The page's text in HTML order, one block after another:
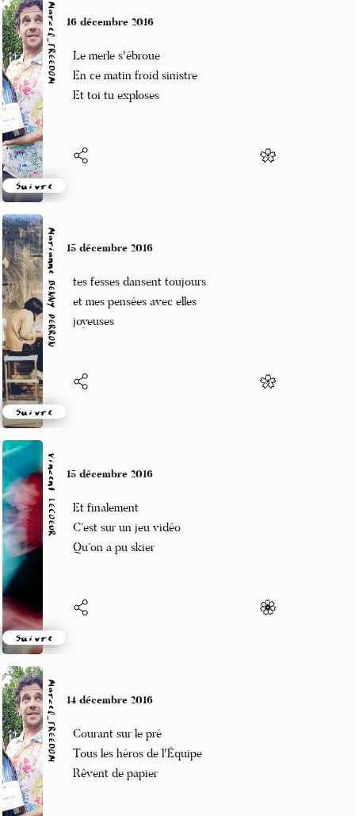
Marcel_FREEDOM
Suivre
16 décembre 2016
Le merle s'ébroue
En ce matin froid sinistre
Et toi tu exploses
Marianne BENNY PERRON
Suivre
15 décembre 2016
tes fesses dansent toujours
et mes pensées avec elles
joyeuses
Vincent LECŒUR
Suivre
15 décembre 2016
Et finalement
C’est sur un jeu vidéo
Qu’on a pu skier
Marcel_FREEDOM 14 décembre 2016
Courant sur le pré
Tous les héros de l'Équipe
Rêvent de papier